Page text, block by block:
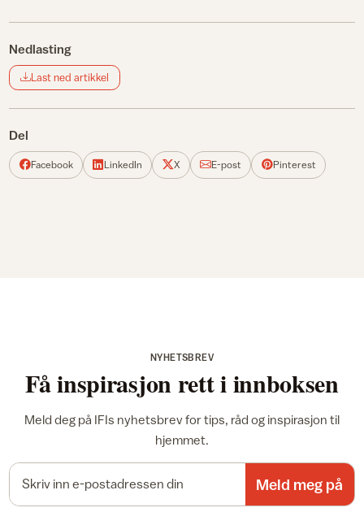
Nedlasting
Last ned artikkel
Del
Facebook LinkedIn X E-post Pinterest
NYHETSBREV
Få inspirasjon rett i innboksen
Meld deg på IFIs nyhetsbrev for tips, råd og inspirasjon til
hjemmet.
Meld meg på